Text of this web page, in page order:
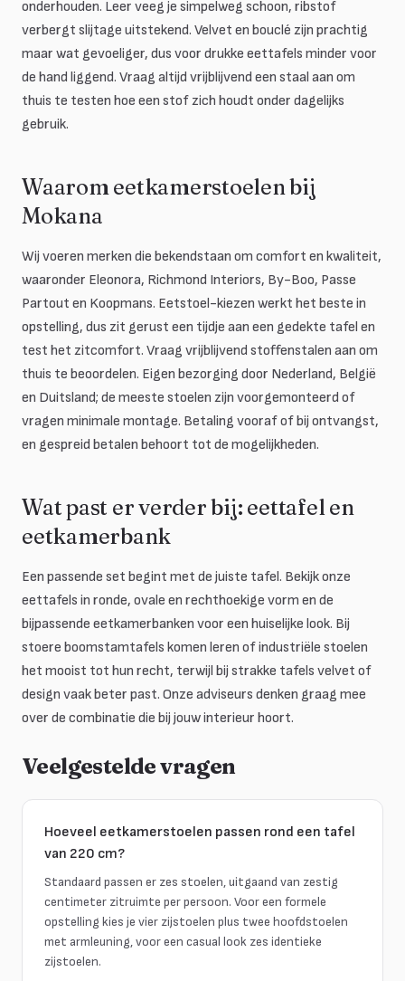
onderhouden. Leer veeg je simpelweg schoon, ribstof
verbergt slijtage uitstekend. Velvet en bouclé zijn prachtig
maar wat gevoeliger, dus voor drukke eettafels minder voor
de hand liggend. Vraag altijd vrijblijvend een staal aan om
thuis te testen hoe een stof zich houdt onder dagelijks
gebruik.
Waarom eetkamerstoelen bij
Mokana
Wij voeren merken die bekendstaan om comfort en kwaliteit,
waaronder Eleonora, Richmond Interiors, By-Boo, Passe
Partout en Koopmans. Eetstoel-kiezen werkt het beste in
opstelling, dus zit gerust een tijdje aan een gedekte tafel en
test het zitcomfort. Vraag vrijblijvend stoffenstalen aan om
thuis te beoordelen. Eigen bezorging door Nederland, België
en Duitsland; de meeste stoelen zijn voorgemonteerd of
vragen minimale montage. Betaling vooraf of bij ontvangst,
en gespreid betalen behoort tot de mogelijkheden.
Wat past er verder bij: eettafel en
eetkamerbank
Een passende set begint met de juiste tafel. Bekijk onze
eettafels in ronde, ovale en rechthoekige vorm en de
bijpassende eetkamerbanken voor een huiselijke look. Bij
stoere boomstamtafels komen leren of industriële stoelen
het mooist tot hun recht, terwijl bij strakke tafels velvet of
design vaak beter past. Onze adviseurs denken graag mee
over de combinatie die bij jouw interieur hoort.
Veelgestelde vragen
Hoeveel eetkamerstoelen passen rond een tafel
van 220 cm?
Standaard passen er zes stoelen, uitgaand van zestig
centimeter zitruimte per persoon. Voor een formele
opstelling kies je vier zijstoelen plus twee hoofdstoelen
met armleuning, voor een casual look zes identieke
zijstoelen.